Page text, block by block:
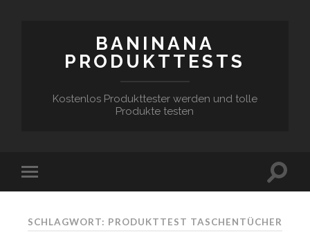
BANINANA
PRODUKTTESTS
Kostenlos Produkttester werden und tolle
Produkte testen
SCHLAGWORT: PRODUKTTEST TASCHENTÜCHER